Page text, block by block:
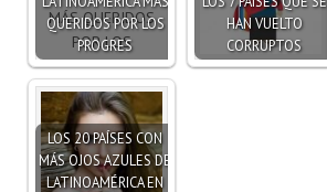
QUERIDOS POR LOS
PROGRES
HAN VUELTO
CORRUPTOS
LOS 20 PAÍSES CON
MÁS OJOS AZULES DE
LATINOAMÉRICA EN